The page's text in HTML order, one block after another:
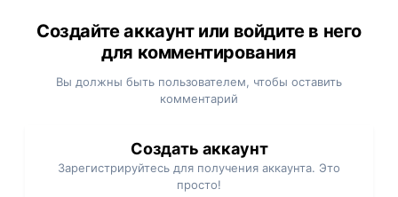
Создайте аккаунт или войдите в него
для комментирования
Вы должны быть пользователем, чтобы оставить
комментарий
Создать аккаунт
Зарегистрируйтесь для получения аккаунта. Это
просто!